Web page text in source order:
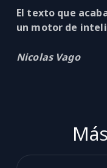
El texto que
un motor de
Nicolas Vago
Más